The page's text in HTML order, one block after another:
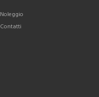
Noleggio
Contatti